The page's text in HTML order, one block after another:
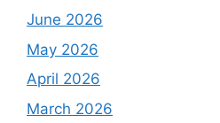
June 2026
May 2026
April 2026
March 2026